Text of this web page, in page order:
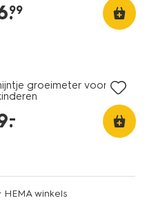
.
99
groeimeter voor
.
–
HEMA winkels